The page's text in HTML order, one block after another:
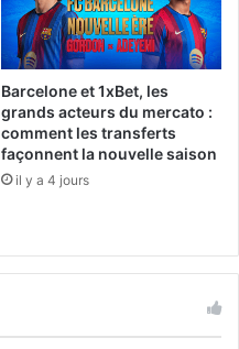
Barcelone et 1xBet, les
grands acteurs du mercato :
comment les transferts
façonnent la nouvelle saison
il y a 4 jours